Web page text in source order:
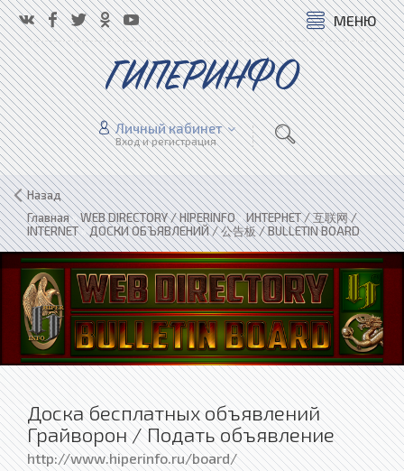
МЕНЮ
ГИПЕРИНФО
Личный кабинет
Вход и регистрация
Назад
Главная»WEB DIRECTORY / HIPERINFO»ИНТЕРНЕТ / 互联网 /
INTERNET»ДОСКИ ОБЪЯВЛЕНИЙ / 公告板 / BULLETIN BOARD
Доска бесплатных объявлений
Грайворон / Подать объявление
http://www.hiperinfo.ru/board/